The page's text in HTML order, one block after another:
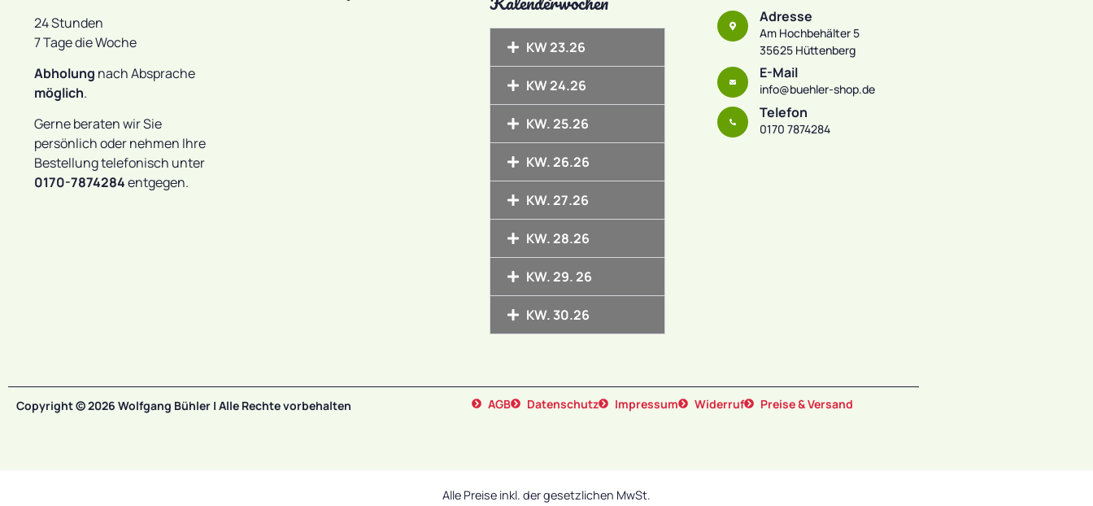
24 Stunden
7 Tage die Woche
Abholung nach Absprache
möglich.
Gerne beraten wir Sie
persönlich oder nehmen Ihre
Bestellung telefonisch unter
0170-7874284entgegen.
KW 23.26
KW 24.26
KW. 25.26
KW. 26.26
KW. 27.26
KW. 28.26
KW. 29. 26
KW. 30.26
Adresse
Am Hochbehälter 5
35625 Hüttenberg
E-Mail
info@buehler-shop.de
Telefon
0170 7874284
Copyright © 2026 Wolfgang Bühler | Alle Rechte vorbehalten AGB Datenschutz Impressum Widerruf Preise & Versand
Alle Preise inkl. der gesetzlichen MwSt.